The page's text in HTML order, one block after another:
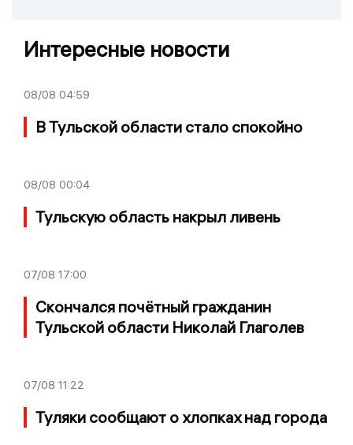
Интересные новости
08/08 04:59
В Тульской области стало спокойно
08/08 00:04
Тульскую область накрыл ливень
07/08 17:00
Скончался почётный гражданин
Тульской области Николай Глаголев
07/08 11:22
Туляки сообщают о хлопках над города